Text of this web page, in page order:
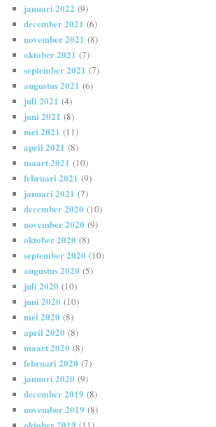
januari 2022 (9)
december 2021 (6)
november 2021 (8)
oktober 2021 (7)
september 2021 (7)
augustus 2021 (6)
juli 2021 (4)
juni 2021 (8)
mei 2021 (11)
april 2021 (8)
maart 2021 (10)
februari 2021 (9)
januari 2021 (7)
december 2020 (10)
november 2020 (9)
oktober 2020 (8)
september 2020 (10)
augustus 2020 (5)
juli 2020 (10)
juni 2020 (10)
mei 2020 (8)
april 2020 (8)
maart 2020 (8)
februari 2020 (7)
januari 2020 (9)
december 2019 (8)
november 2019 (8)
oktober 2019